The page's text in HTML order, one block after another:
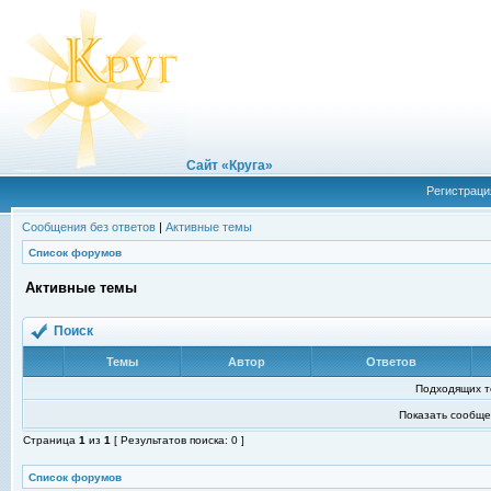
Сайт «Круга»
Сообщения без ответов | Активные темы
Список форумов
Активные темы
Поиск
Темы Автор Ответов
Подходящих
Показать
Страница 1 из 1 [ Результатов поиска: 0 ]
Список форумов